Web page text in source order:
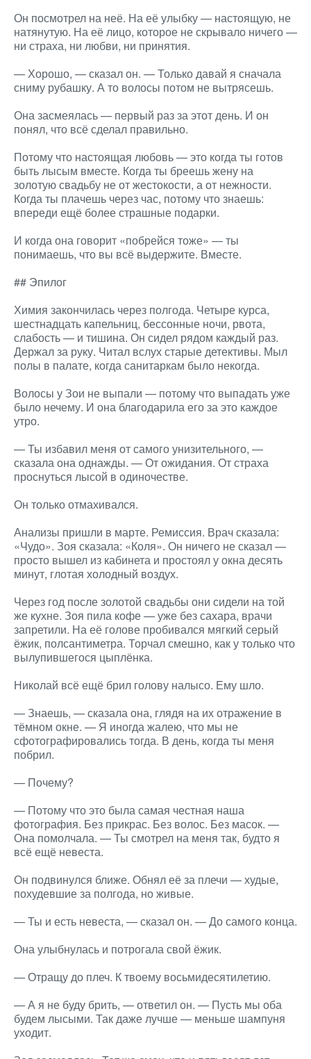
Он посмотрел на неё. На её улыбку — настоящую, не
натянутую. На её лицо, которое не скрывало ничего —
ни страха, ни любви, ни принятия.
— Хорошо, — сказал он. — Только давай я сначала
сниму рубашку. А то волосы потом не вытрясешь.
Она засмеялась — первый раз за этот день. И он
понял, что всё сделал правильно.
Потому что настоящая любовь — это когда ты готов
быть лысым вместе. Когда ты бреешь жену на
золотую свадьбу не от жестокости, а от нежности.
Когда ты плачешь через час, потому что знаешь:
впереди ещё более страшные подарки.
И когда она говорит «побрейся тоже» — ты
понимаешь, что вы всё выдержите. Вместе.
## Эпилог
Химия закончилась через полгода. Четыре курса,
шестнадцать капельниц, бессонные ночи, рвота,
слабость — и тишина. Он сидел рядом каждый раз.
Держал за руку. Читал вслух старые детективы. Мыл
полы в палате, когда санитаркам было некогда.
Волосы у Зои не выпали — потому что выпадать уже
было нечему. И она благодарила его за это каждое
утро.
— Ты избавил меня от самого унизительного, —
сказала она однажды. — От ожидания. От страха
проснуться лысой в одиночестве.
Он только отмахивался.
Анализы пришли в марте. Ремиссия. Врач сказала:
«Чудо». Зоя сказала: «Коля». Он ничего не сказал —
просто вышел из кабинета и простоял у окна десять
минут, глотая холодный воздух.
Через год после золотой свадьбы они сидели на той
же кухне. Зоя пила кофе — уже без сахара, врачи
запретили. На её голове пробивался мягкий серый
ёжик, полсантиметра. Торчал смешно, как у только что
вылупившегося цыплёнка.
Николай всё ещё брил голову налысо. Ему шло.
— Знаешь, — сказала она, глядя на их отражение в
тёмном окне. — Я иногда жалею, что мы не
сфотографировались тогда. В день, когда ты меня
побрил.
— Почему?
— Потому что это была самая честная наша
фотография. Без прикрас. Без волос. Без масок. —
Она помолчала. — Ты смотрел на меня так, будто я
всё ещё невеста.
Он подвинулся ближе. Обнял её за плечи — худые,
похудевшие за полгода, но живые.
— Ты и есть невеста, — сказал он. — До самого конца.
Она улыбнулась и потрогала свой ёжик.
— Отращу до плеч. К твоему восьмидесятилетию.
— А я не буду брить, — ответил он. — Пусть мы оба
будем лысыми. Так даже лучше — меньше шампуня
уходит.